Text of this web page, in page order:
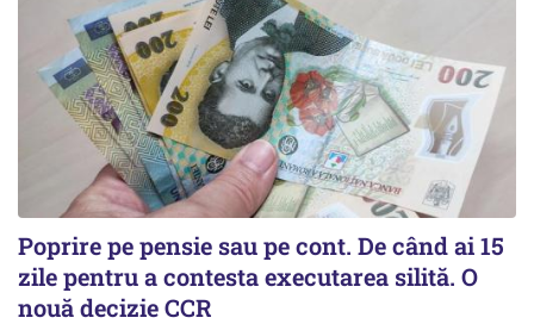
Poprire pe pensie sau pe cont. De când ai 15
zile pentru a contesta executarea silită. O
nouă decizie CCR